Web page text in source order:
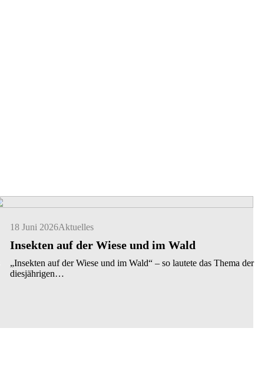
18 Juni 2026Aktuelles
Insekten auf der Wiese und im Wald
„Insekten auf der Wiese und im Wald“ – so lautete das Thema der
diesjährigen…